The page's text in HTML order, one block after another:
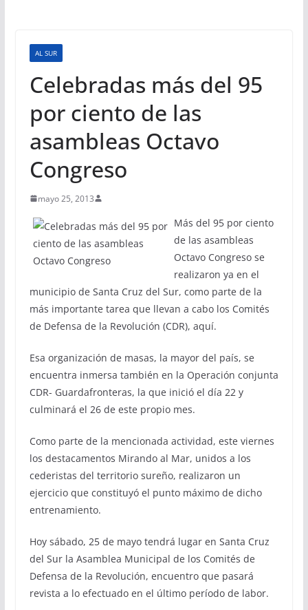
AL SUR
Celebradas más del 95
por ciento de las
asambleas Octavo
Congreso
mayo 25, 2013
Más del 95 por ciento
de las asambleas
Octavo Congreso se
realizaron ya en el
municipio de Santa Cruz del Sur, como parte de la
más importante tarea que llevan a cabo los Comités
de Defensa de la Revolución (CDR), aquí.
Esa organización de masas, la mayor del país, se
encuentra inmersa también en la Operación conjunta
CDR- Guardafronteras, la que inició el día 22 y
culminará el 26 de este propio mes.
Como parte de la mencionada actividad, este viernes
los destacamentos Mirando al Mar, unidos a los
cederistas del territorio sureño, realizaron un
ejercicio que constituyó el punto máximo de dicho
entrenamiento.
Hoy sábado, 25 de mayo tendrá lugar en Santa Cruz
del Sur la Asamblea Municipal de los Comités de
Defensa de la Revolución, encuentro que pasará
revista a lo efectuado en el último período de labor.